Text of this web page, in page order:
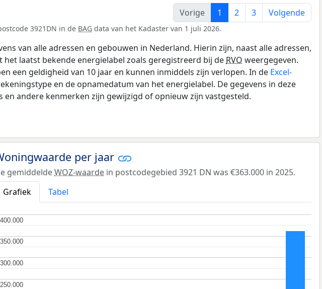
Vorige
1 2 3 Volgende
3921DN in de BAG data van het Kadaster van 1 juli 2026.
van alle adressen en gebouwen in Nederland. Hierin zijn, naast alle adressen,
laatst bekende energielabel zoals geregistreerd bij de RVO weergegeven.
een geldigheid van 10 jaar en kunnen inmiddels zijn verlopen. In de Excel-
en de opnamedatum van het energielabel. De gegevens in deze
andere kenmerken zijn gewijzigd of opnieuw zijn vastgesteld.
per jaar
gemiddeldeWOZ-waarde in postcodegebied 3921 DN was €363.000 in 2025.
Grafiek
Tabel